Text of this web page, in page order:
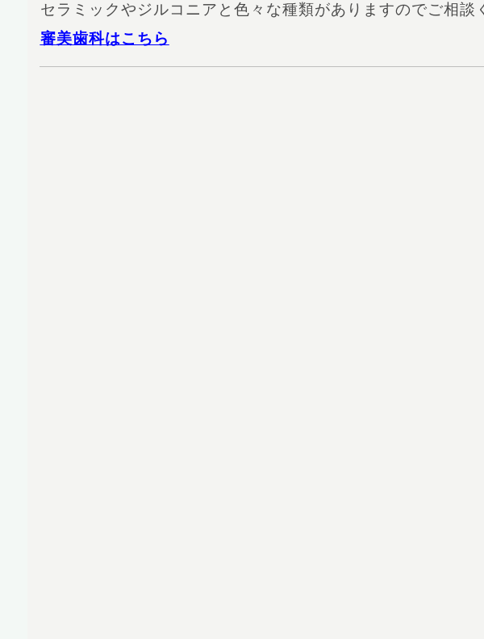
セラミックやジルコニアと色々な種類がありますのでご相談
審美歯科はこちら